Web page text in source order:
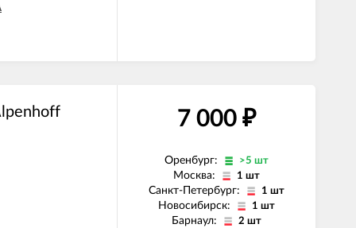
7 000 ₽
Оренбург: >5 шт
Москва: 1 шт
Санкт-Петербург: 1 шт
Новосибирск: 1 шт
Барнаул: 2 шт